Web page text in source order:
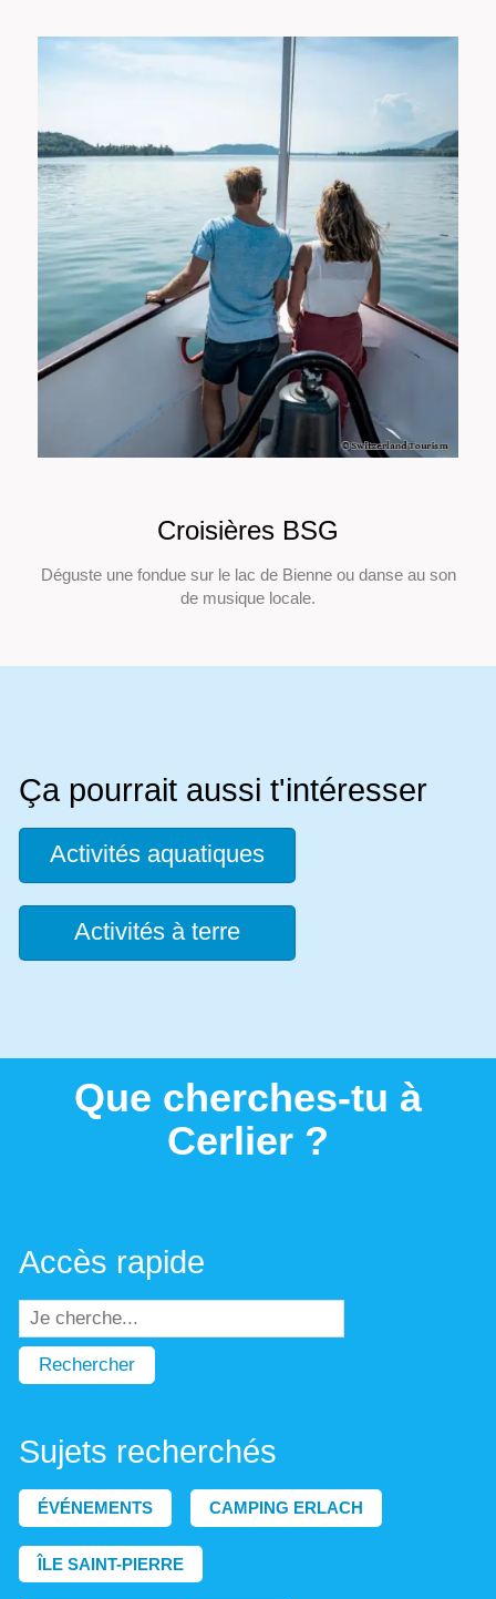
Croisières BSG
Déguste une fondue sur le lac de Bienne ou danse au son
de musique locale.
Ça pourrait aussi t'intéresser
Activités aquatiques
Activités à terre
Que cherches-tu à
Cerlier ?
Accès rapide
Rechercher
Sujets recherchés
ÉVÉNEMENTS CAMPING ERLACH
ÎLE SAINT-PIERRE